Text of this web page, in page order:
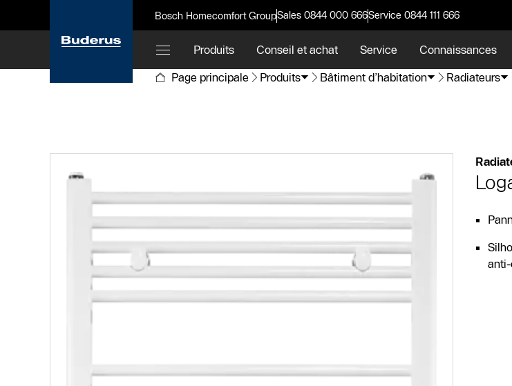
Bosch Homecomfort GroupSales 0844 000 666Service 0844 111 666
Produits Conseil et achat Service Connaissances
Page principale
Produits Bâtiment d’habitation Radiateurs
anti-